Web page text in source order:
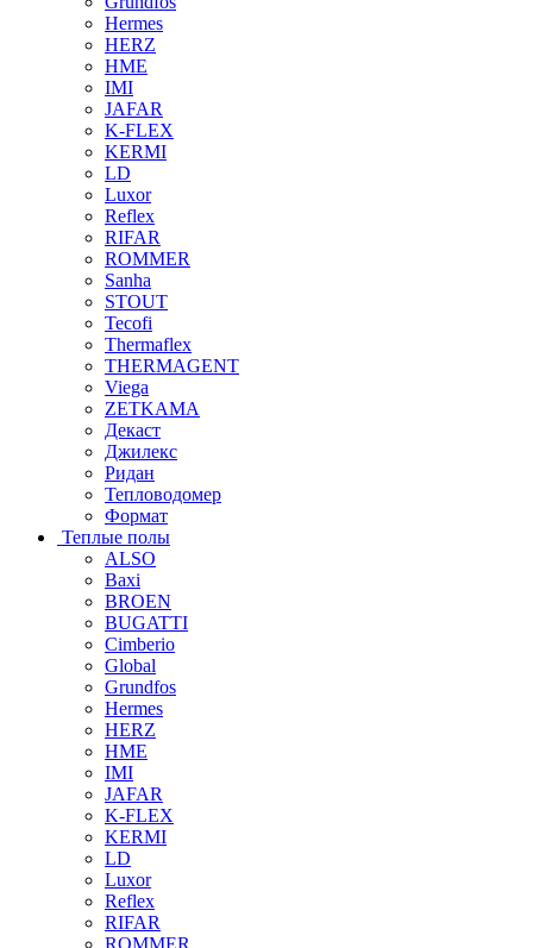
Hermes
HERZ
HME
IMI
JAFAR
K-FLEX
KERMI
LD
Luxor
Reflex
RIFAR
ROMMER
Sanha
STOUT
Tecofi
Thermaflex
THERMAGENT
Viega
ZETKAMA
Декаст
Джилекс
Ридан
Тепловодомер
Формат
Теплые полы
ALSO
Baxi
BROEN
BUGATTI
Cimberio
Global
Grundfos
Hermes
HERZ
HME
IMI
JAFAR
K-FLEX
KERMI
LD
Luxor
Reflex
RIFAR
ROMMER